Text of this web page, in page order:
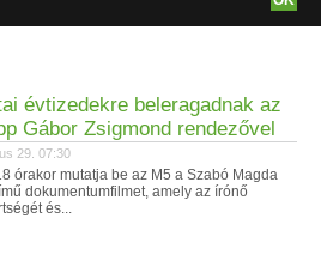
évtizedekre beleragadnak az
Gábor Zsigmond rendezővel
29. 07:30
órakor mutatja be az M5 a Szabó Magda
dokumentumfilmet, amely az írónő
és...